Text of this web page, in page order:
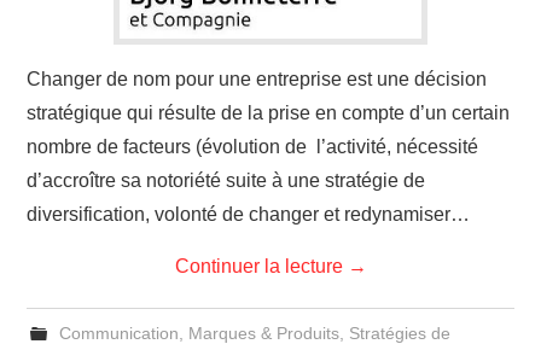
Changer de nom pour une entreprise est une décision
stratégique qui résulte de la prise en compte d’un certain
nombre de facteurs (évolution de l’activité, nécessité
d’accroître sa notoriété suite à une stratégie de
diversification, volonté de changer et redynamiser…
Continuer la lecture →
Communication Marques & Produits, Stratégies de